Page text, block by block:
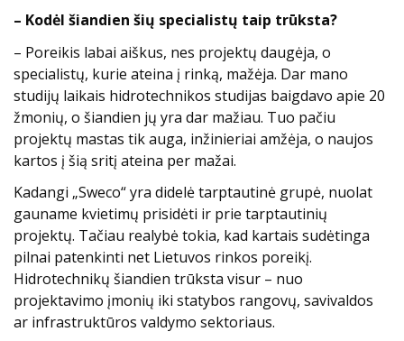
– Kodėl šiandien šių specialistų taip trūksta?
– Poreikis labai aiškus, nes projektų daugėja, o
specialistų, kurie ateina į rinką, mažėja. Dar mano
studijų laikais hidrotechnikos studijas baigdavo apie 20
žmonių, o šiandien jų yra dar mažiau. Tuo pačiu
projektų mastas tik auga, inžinieriai amžėja, o naujos
kartos į šią sritį ateina per mažai.
Kadangi „Sweco“ yra didelė tarptautinė grupė, nuolat
gauname kvietimų prisidėti ir prie tarptautinių
projektų. Tačiau realybė tokia, kad kartais sudėtinga
pilnai patenkinti net Lietuvos rinkos poreikį.
Hidrotechnikų šiandien trūksta visur – nuo
projektavimo įmonių iki statybos rangovų, savivaldos
ar infrastruktūros valdymo sektoriaus.